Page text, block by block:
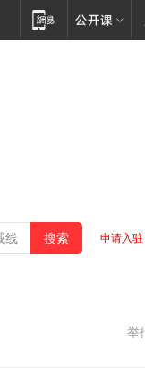
申请入驻
举